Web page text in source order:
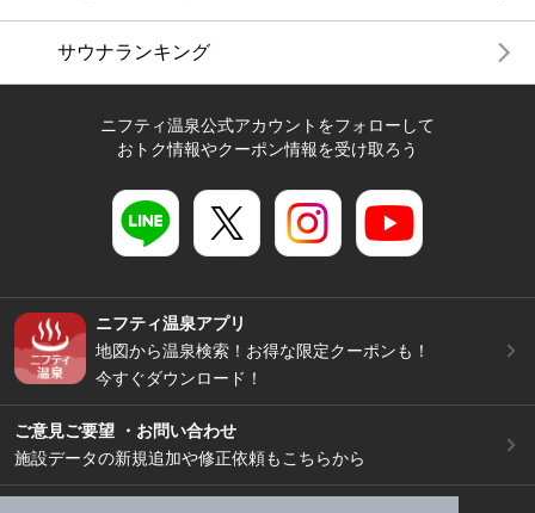
サウナランキング
ニフティ温泉公式アカウントをフォローして
おトク情報やクーポン情報を受け取ろう
ニフティ温泉アプリ
地図から温泉検索！お得な限定クーポンも！
今すぐダウンロード！
ご意見ご要望 ・お問い合わせ
施設データの新規追加や修正依頼もこちらから